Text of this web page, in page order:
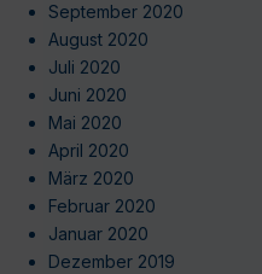
September 2020
August 2020
Juli 2020
Juni 2020
Mai 2020
April 2020
März 2020
Februar 2020
Januar 2020
Dezember 2019